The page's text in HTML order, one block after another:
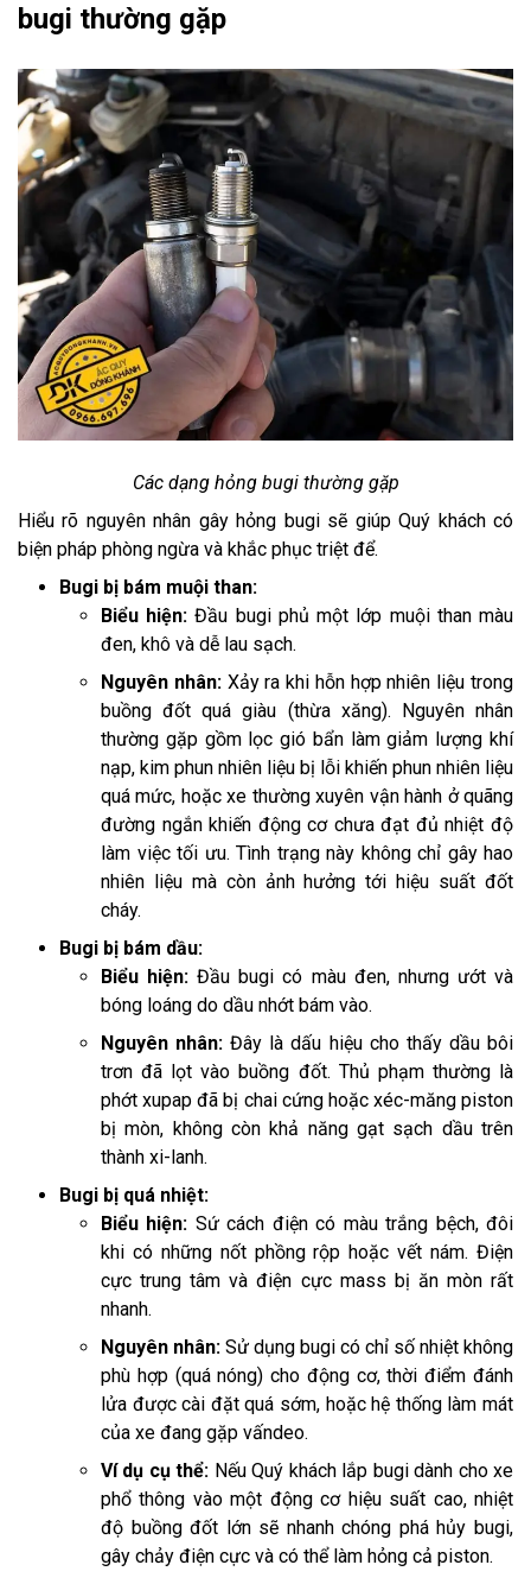
bugi thường gặp
Các dạng hỏng bugi thường gặp
Hiểu rõ nguyên nhân gây hỏng bugi sẽ giúp Quý khách có
biện pháp phòng ngừa và khắc phục triệt để.
Bugi bị bám muội than:
Biểu hiện: Đầu bugi phủ một lớp muội than màu
đen, khô và dễ lau sạch.
Nguyên nhân:Xảy ra khi hỗn hợp nhiên liệu trong
buồng đốt quá giàu (thừa xăng). Nguyên nhân
thường gặp gồm lọc gió bẩn làm giảm lượng khí
nạp, kim phun nhiên liệu bị lỗi khiến phun nhiên liệu
quá mức, hoặc xe thường xuyên vận hành ở quãng
đường ngắn khiến động cơ chưa đạt đủ nhiệt độ
làm việc tối ưu. Tình trạng này không chỉ gây hao
nhiên liệu mà còn ảnh hưởng tới hiệu suất đốt
cháy.
Bugi bị bám dầu:
Biểu hiện: Đầu bugi có màu đen, nhưng ướt và
bóng loáng do dầu nhớt bám vào.
Nguyên nhân: Đây là dấu hiệu cho thấy dầu bôi
trơn đã lọt vào buồng đốt. Thủ phạm thường là
phớt xupap đã bị chai cứng hoặc xéc-măng piston
bị mòn, không còn khả năng gạt sạch dầu trên
thành xi-lanh.
Bugi bị quá nhiệt:
Biểu hiện: Sứ cách điện có màu trắng bệch, đôi
khi có những nốt phồng rộp hoặc vết nám. Điện
cực trung tâm và điện cực mass bị ăn mòn rất
nhanh.
Nguyên nhân: Sử dụng bugi có chỉ số nhiệt không
phù hợp (quá nóng) cho động cơ, thời điểm đánh
lửa được cài đặt quá sớm, hoặc hệ thống làm mát
của xe đang gặp vấndeo.
Ví dụ cụ thể: Nếu Quý khách lắp bugi dành cho xe
phổ thông vào một động cơ hiệu suất cao, nhiệt
độ buồng đốt lớn sẽ nhanh chóng phá hủy bugi,
gây chảy điện cực và có thể làm hỏng cả piston.